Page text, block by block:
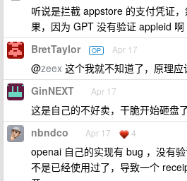
听说是拦截 appstore 的支付凭证
果，因为 GPT 没有验证 appleid 啊
BretTaylor OP Apr 17
@zeex 这个我就不知道了，原理应
GinNEXT Apr 17
这是自己的不好卖，干脆开始砸盘
nbndco Apr 17 4
openai 自己的实现有 bug ，没有
不是已经使用过了，导致一个